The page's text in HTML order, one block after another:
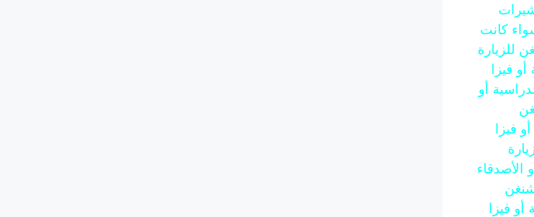
كانت
للزيارة
أو فيزا
أو
فيزا
الأصدقاء
شنغن
أو فيزا